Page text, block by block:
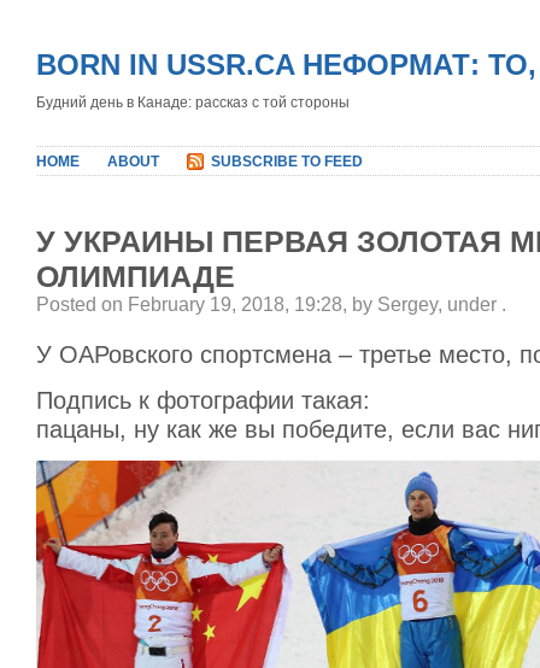
BORN IN USSR.CA НЕФОРМАТ:
Будний день в Канаде: рассказ с той стороны
HOME ABOUT SUBSCRIBE TO FEED
У УКРАИНЫ ПЕРВАЯ ЗОЛОТАЯ
ОЛИМПИАДЕ
Posted on February 19, 2018, 19:28, by Sergey, under .
У ОАРовского спортсмена – третье место,
Подпись к фотографии такая:
пацаны, ну как же вы победите, если вас